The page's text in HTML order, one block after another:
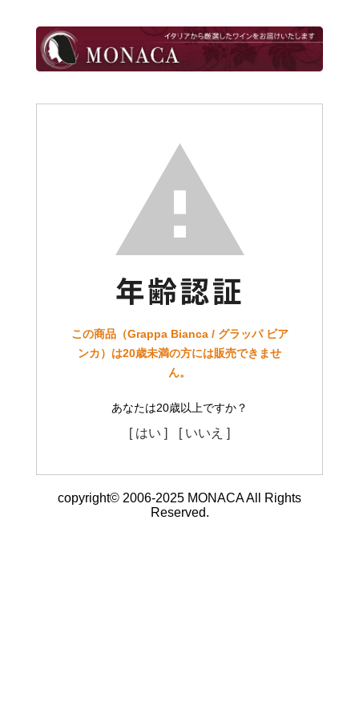
この商品（Grappa Bianca / グラッパ ビア
ンカ）は20歳未満の方には販売できませ
ん。
あなたは20歳以上ですか？
[ はい ] [ いいえ ]
copyright© 2006-2025 MONACA All Rights
Reserved.